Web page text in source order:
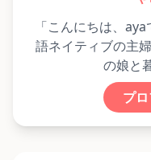
「こんにちは、
語ネイティブの主
の娘と
プ